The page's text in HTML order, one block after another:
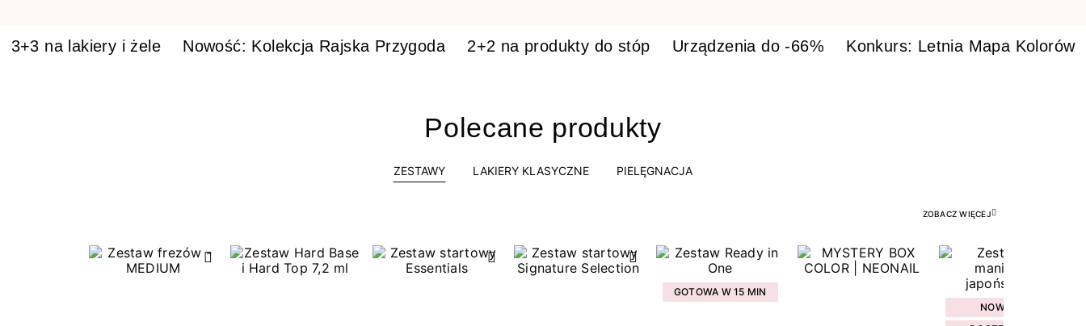
3+3 na lakiery i żele Nowość: Kolekcja Rajska Przygoda 2+2 na produkty do stóp Urządzenia do -66% Konkurs: Letnia Mapa Kolorów
Polecane produkty
ZESTAWY LAKIERY KLASYCZNE PIELĘGNACJA
ZOBACZ WIĘCEJ
GOTOWA W 15 MIN
NOWOŚĆ